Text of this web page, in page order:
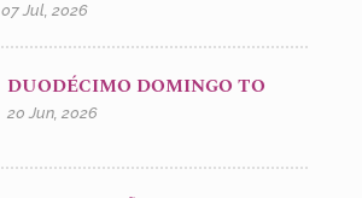
07 Jul, 2026
DUODÉCIMO DOMINGO TO
20 Jun, 2026